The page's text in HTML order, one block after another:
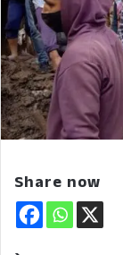
Share now